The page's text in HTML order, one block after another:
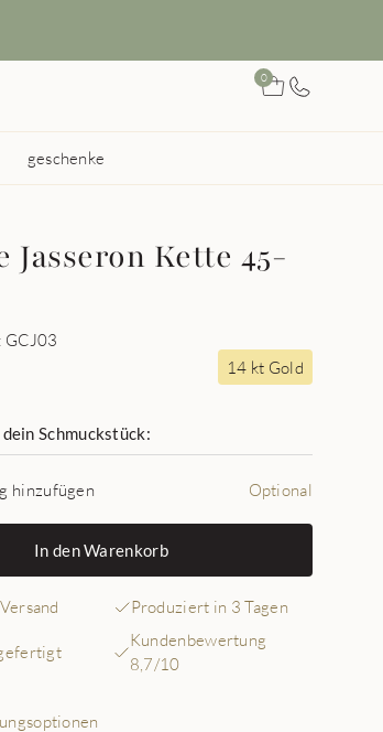
0
geschenke
Jasseron Kette 45-
GCJ03
14 kt Gold
Schmuckstück:
hinzufügen Optional
In den Warenkorb
Produziert in 3 Tagen
Kundenbewertung
8,7/10